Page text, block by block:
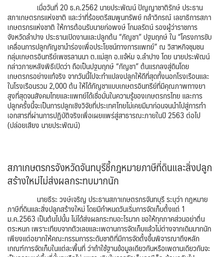
เมื่อวันที่ 20 ธ.ค.2562 นายประพัฒน์ ปัญญาชาติรักษ์ ประธาน
สภาเกษตรกรแห่งชาติ และว่าที่ร้อยตรีสมพูนทรัพย์ กล้าวิกรณ์ เลขาธิการสภา
เกษตรกรแห่งชาติ ให้การต้อนรับนายก่อพงษ์ โกมลรัตน์ รองผู้ว่าราชการ
จังหวัดลำปาง ประธานเปิดงานและปลูกต้น “กัญชา” ปฐมฤกษ์ ใน “โครงการขับ
เคลื่อนการปลูกกัญชานำร่องเพื่อประโยชน์ทางการแพทย์” ณ วิสาหกิจชุมชน
กลุ่มเกษตรอินทรีย์เพชรลานนา ต.แม่สุก อ.แจ้ห่ม จ.ลำปาง โดย นายประพัฒน์
กล่าวภายหลังพิธีเปิดว่า ถือเป็นปฐมฤกษ์ “กัญชา” ต้นแรกลงสู่ดินโดย
เกษตรกรอย่างแท้จริง จากวันนี้ไปจะทำแปลงปลูกให้ดีที่สุดทั้งนอกโรงเรือนและ
ในโรงเรือนรวม 2,000 ต้น ให้ได้กัญชาแบบเกษตรอินทรีย์ที่มีคุณภาพทางยา
สูงที่สุดจนสังคมไทยและแพทย์ได้เชื่อมั่นในความรู้ของเกษตรกรไทย และการ
ปลูกครั้งนี้จะเป็นการปลูกเชิงวิจัยที่ประเทศไทยไม่เคยมีมาก่อนจนนำไปสู่การทำ
เอกสารที่ผ่านการปฏิบัติจริงเพื่อเผยแพร่สู่สาธารณะภายในปี 2563 ต่อไป
(ปล่อยเสียง นายประพัฒน์)
สภาเกษตรกรจังหวัดจันทบุรีชี้กฎหมายภาษีที่ดินและสิ่งปลูก
สร้างใหม่ไม่ส่งผลกระทบมากนัก
นายธีระ วงษ์เจริญ ประธานสภาเกษตรกรจันทบุรี ระบุว่า กฎหมาย
ภาษีที่ดินและสิ่งปลูกสร้างใหม่ โดยมีกำหนดวันเริ่มการจัดเก็บตั้งแต่ 1
ม.ค.2563 เป็นต้นไปนั้น ไม่ได้ส่งผลกระทบอะไรมาก ขอให้ทุกภาคส่วนอย่าตื่น
ตระหนก เพราะเทียบจากตัวเลขและเพดานการจัดเก็บแล้วไม่ต่างจากเดิมมากนัก
เพียงแต่อยากให้คณะกรรมการระดับชาติที่มีการจัดตั้งขึ้นพิจารณาถึงหลัก
เกณฑ์การจัดเก็บในแต่ละพื้นที่ ว่าถ้าใช้ฐานข้อมูลเดียวกันหรือเพดานเดียวกันจะ